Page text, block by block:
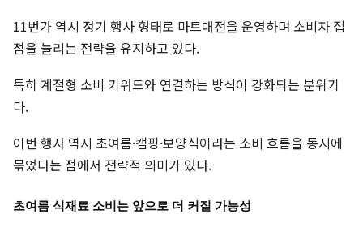
11번가 역시 정기 행사 형태로 마트대전을 운영하며 소비자 접
점을 늘리는 전략을 유지하고 있다.
특히 계절형 소비 키워드와 연결하는 방식이 강화되는 분위기
다.
이번 행사 역시 초여름·캠핑·보양식이라는 소비 흐름을 동시에
묶었다는 점에서 전략적 의미가 있다.
초여름 식재료 소비는 앞으로 더 커질 가능성